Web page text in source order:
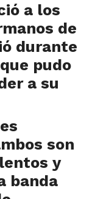
a los
de
durante
pudo
a su
son
y
banda